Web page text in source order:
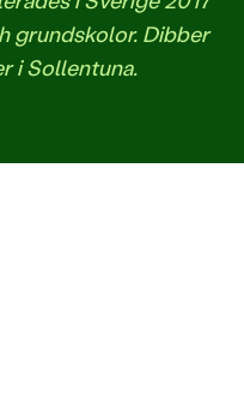
grundskolor. Dibber
i Sollentuna.